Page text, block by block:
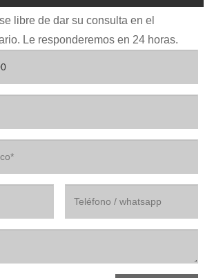
libre de dar su consulta en el
Le responderemos en 24 horas.